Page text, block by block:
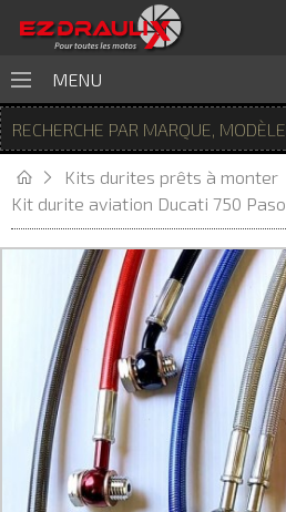
MENU
Kits durites prêts à monter
Kit durite aviation Ducati 750 Paso